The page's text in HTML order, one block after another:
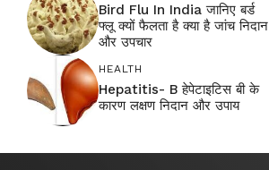
Bird Flu In India जानिए बर्ड
फ्लू क्यों फैलता है क्या है जांच निदान
और उपचार
HEALTH
Hepatitis- B हेपेटाइटिस बी के
कारण लक्षण निदान और उपाय